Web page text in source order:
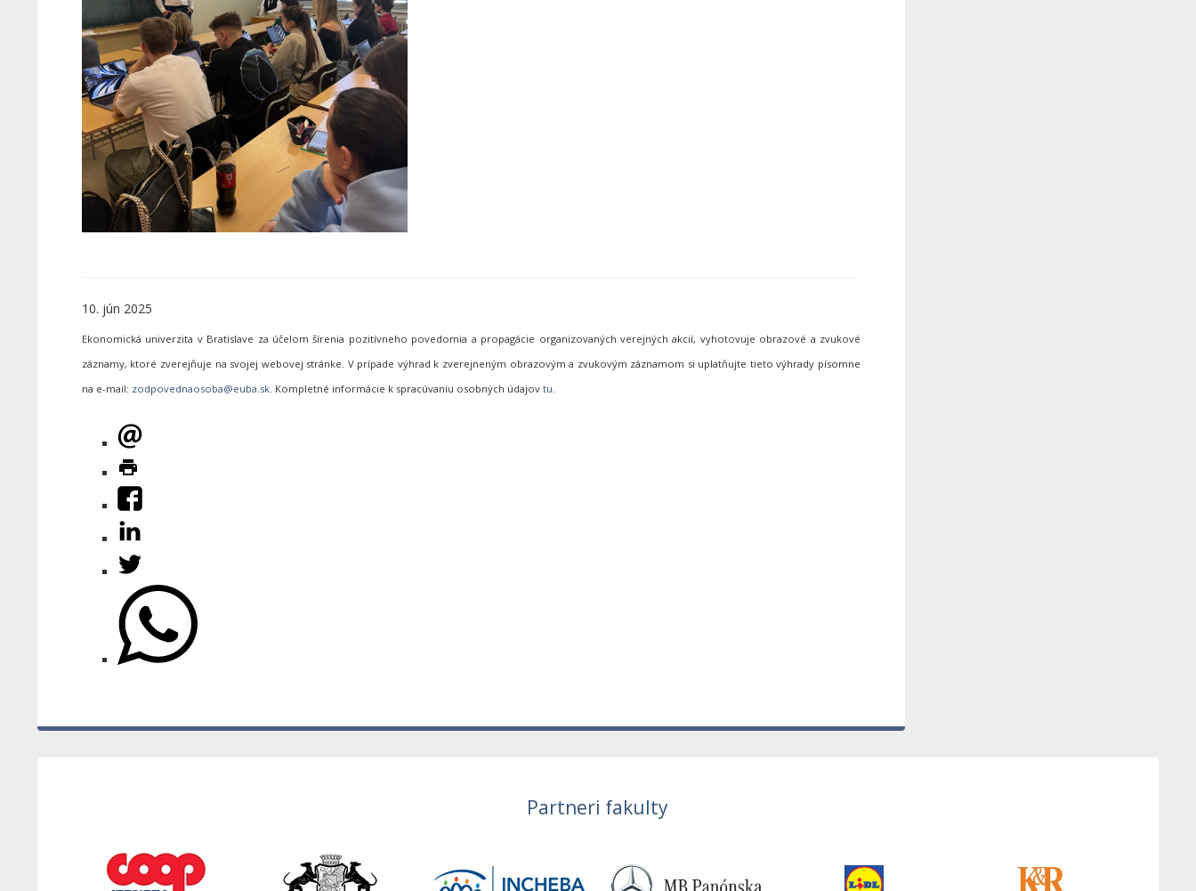
10. jún 2025
Ekonomická univerzita v Bratislave za účelom šírenia pozitívneho povedomia a propagácie organizovaných verejných akcií, vyhotovuje obrazové a zvukové
záznamy, ktoré zverejňuje na svojej webovej stránke. V prípade výhrad k zverejneným obrazovým a zvukovým záznamom si uplatňujte tieto výhrady písomne
na e-mail:
. Kompletné informácie k spracúvaniu osobných údajov tu.
Partneri fakulty